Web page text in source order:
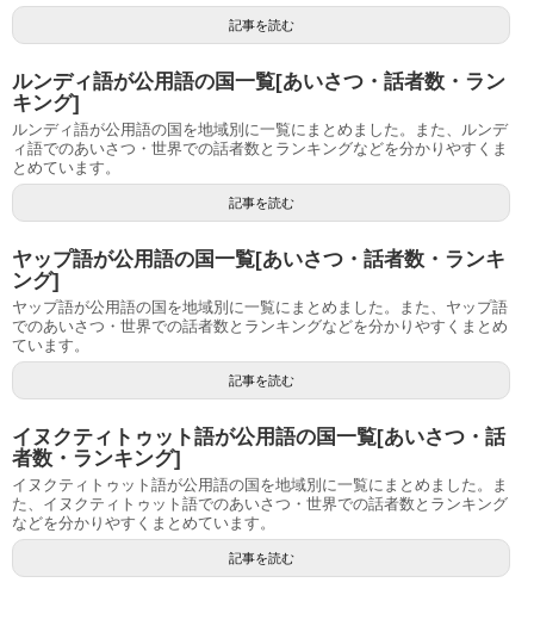
記事を読む
ルンディ語が公用語の国一覧[あいさつ・話者数・ラン
キング]
ルンディ語が公用語の国を地域別に一覧にまとめました。また、ルンデ
ィ語でのあいさつ・世界での話者数とランキングなどを分かりやすくま
とめています。
記事を読む
ヤップ語が公用語の国一覧[あいさつ・話者数・ランキ
ング]
ヤップ語が公用語の国を地域別に一覧にまとめました。また、ヤップ語
でのあいさつ・世界での話者数とランキングなどを分かりやすくまとめ
ています。
記事を読む
イヌクティトゥット語が公用語の国一覧[あいさつ・話
者数・ランキング]
イヌクティトゥット語が公用語の国を地域別に一覧にまとめました。ま
た、イヌクティトゥット語でのあいさつ・世界での話者数とランキング
などを分かりやすくまとめています。
記事を読む